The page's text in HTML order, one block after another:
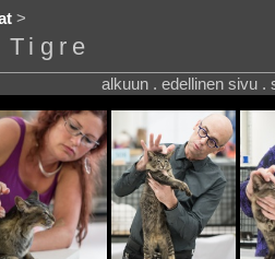
>
Tigre
alkuun . edellinen sivu .